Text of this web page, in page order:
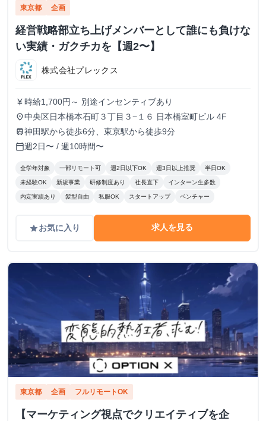
東京都 企画
経営戦略部立ち上げメンバーとして誰にも負けな
い実績・ガクチカを【週2〜】
株式会社プレックス
currency_yen 時給1,700円～ 別途インセンティブあり
place中央区日本橋本石町３丁目３−１６ 日本橋室町ビル 4F
train神田駅から徒歩6分、東京駅から徒歩9分
calendar_today週2日〜 / 週10時間〜
全学年対象 一部リモート可 週2日以下OK 週3日以上推奨 半日OK
未経験OK 新規事業 研修制度あり 社長直下 インターン生多数
内定実績あり 髪型自由 私服OK スタートアップ ベンチャー
gradeお気に入り 求人を見る
東京都 企画 フルリモートOK
【マーケティング視点でクリエイティブを企